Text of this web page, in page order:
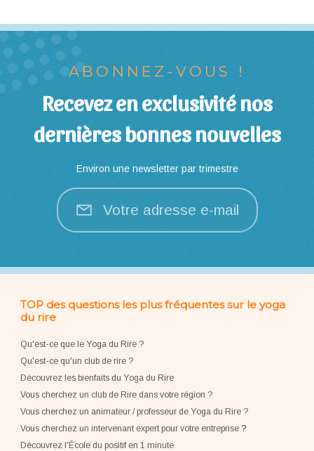
ABONNEZ-VOUS !
Recevez en exclusivité nos
dernières bonnes nouvelles
Environ une newsletter par trimestre
Votre adresse e-mail
TOP des questions les plus fréquentes sur le yoga
du rire
Qu'est-ce que le Yoga du Rire ?
Qu'est-ce qu'un club de rire ?
Découvrez les bienfaits du Yoga du Rire
Vous cherchez un club de Rire dans votre région ?
Vous cherchez un animateur / professeur de Yoga du Rire ?
Vous cherchez un intervenant expert pour votre entreprise?
Découvrez l'École du positif en 1 minute